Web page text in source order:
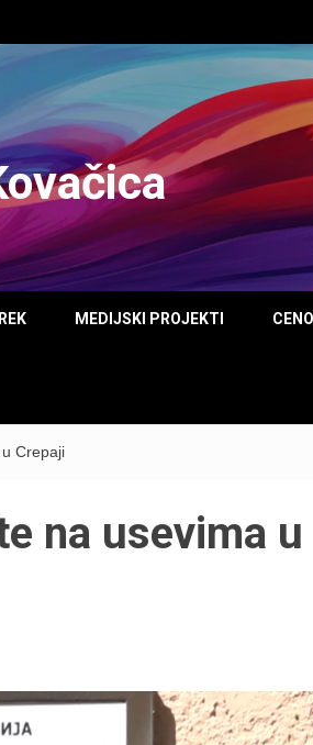
MEDIJSKI PROJEKTI
Crepaji
na usevima u